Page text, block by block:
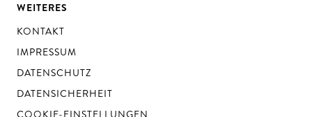
WEITERES
KONTAKT
IMPRESSUM
DATENSCHUTZ
DATENSICHERHEIT